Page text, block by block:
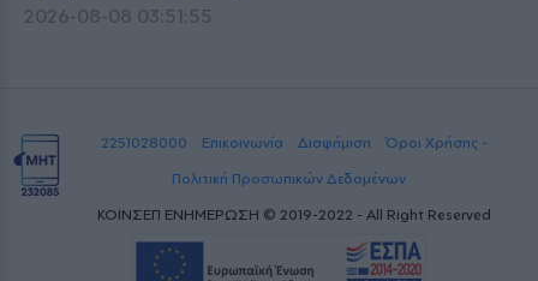
2026-08-08 03:51:55
2251028000 Επικοινωνία Διαφήμιση
Όροι Χρήσης -
Πολιτική Προσωπικών Δεδομένων
ΚΟΙΝΣΕΠ ΕΝΗΜΕΡΩΣΗ © 2019-2022 - All Right Reserved